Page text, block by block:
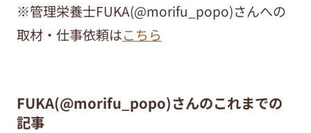
※管理栄養士FUKA(@morifu_popo)さんへの
取材・仕事依頼はこちら
FUKA(@morifu_popo)さんのこれまでの
記事